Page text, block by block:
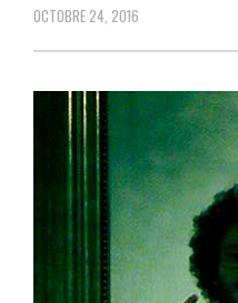
OCTOBRE 24, 2016